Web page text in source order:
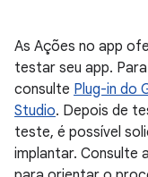
As Ações no app
testar seu app.
consulte Plug-in do
Studio. Depois de
teste, é possível
implantar. Consulte